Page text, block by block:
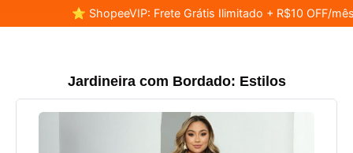
⭐ ShopeeVIP: Frete Grátis Ilimitado + R$10 OFF/
Jardineira com Bordado: Estilos